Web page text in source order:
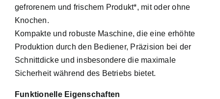
gefrorenem und frischem Produkt*, mit oder ohne
Knochen.
Kompakte und robuste Maschine, die eine erhöhte
Produktion durch den Bediener, Präzision bei der
Schnittdicke und insbesondere die maximale
Sicherheit während des Betriebs bietet.
Funktionelle Eigenschaften